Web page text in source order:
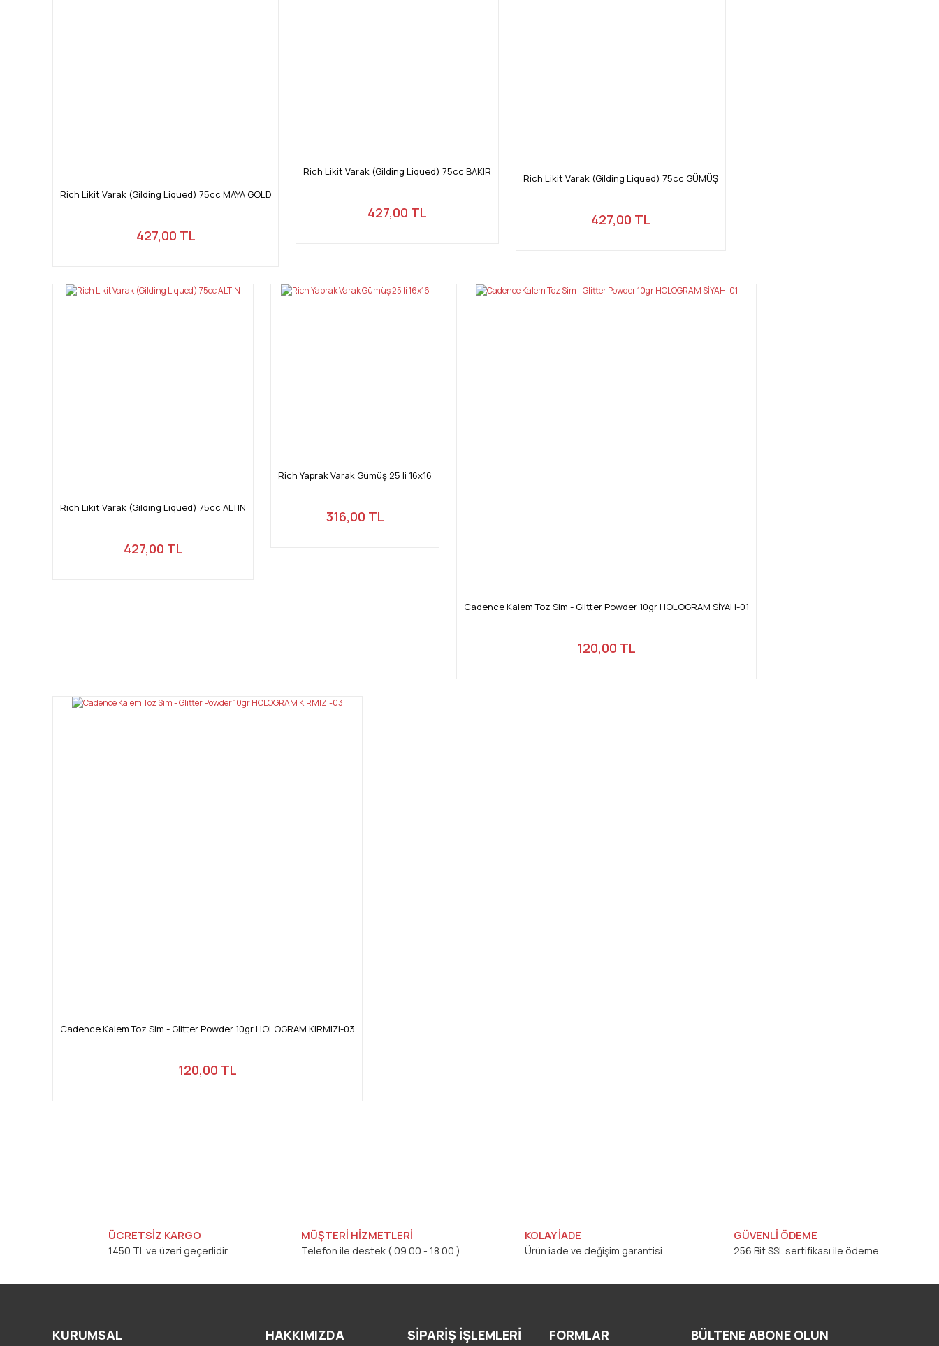
Rich Likit Varak (Gilding Liqued) 75cc MAYA GOLD
427,00 TL
Rich Likit Varak (Gilding Liqued) 75cc BAKIR
427,00 TL
Rich Likit Varak (Gilding Liqued) 75cc GÜMÜŞ
427,00 TL
Rich Likit Varak (Gilding Liqued) 75cc ALTIN
427,00 TL
Rich Yaprak Varak Gümüş 25 li 16x16
316,00 TL
Cadence Kalem Toz Sim - Glitter Powder 10gr HOLOGRAM SİYAH-01
120,00 TL
Cadence Kalem Toz Sim - Glitter Powder 10gr HOLOGRAM KIRMIZI-03
120,00 TL
ÜCRETSİZ KARGO
1450 TL ve üzeri geçerlidir
MÜŞTERİ HİZMETLERİ
Telefon ile destek ( 09.00 - 18.00 )
KOLAY İADE
Ürün iade ve değişim garantisi
GÜVENLİ ÖDEME
256 Bit SSL sertifikası ile ödeme
KURUMSAL HAKKIMIZDA SİPARİŞ İŞLEMLERİ FORMLAR BÜLTENE ABONE OLUN